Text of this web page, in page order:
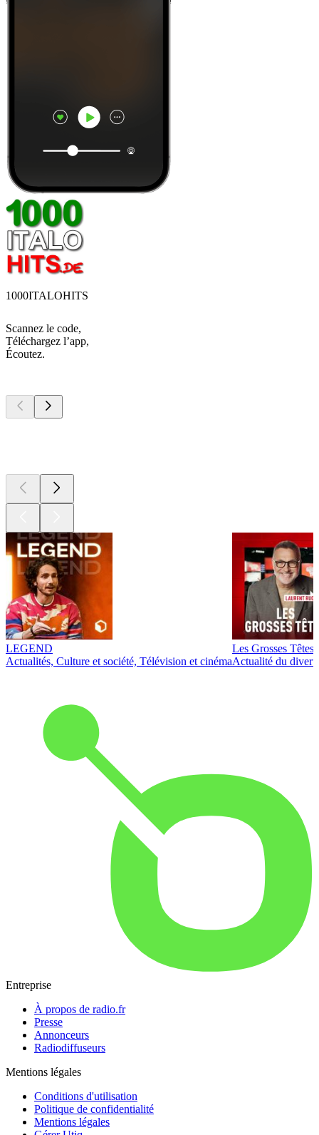
1000ITALOHITS
Scannez le code,
Téléchargez l’app,
Écoutez.
LEGEND
Actualités, Culture et société, Télévision et cinéma
Les Grosses Têtes
Actualité du
Entreprise
À propos de radio.fr
Presse
Annonceurs
Radiodiffuseurs
Mentions légales
Conditions d'utilisation
Politique de confidentialité
Mentions légales